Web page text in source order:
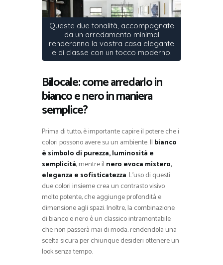
Queste due tonalità, accompagnate
da un arredamento minimal
renderanno la vostra casa elegante
e di classe con un tocco moderno.
Bilocale: come arredarlo in
bianco e nero in maniera
semplice?
Prima di tutto, è importante capire il potere che i
colori possono avere su un ambiente. Il bianco
è simbolo di purezza, luminosità e
semplicità, mentre il nero evoca mistero,
eleganza e sofisticatezza. L’uso di questi
due colori insieme crea un contrasto visivo
molto potente, che aggiunge profondità e
dimensione agli spazi. Inoltre, la combinazione
di bianco e nero è un classico intramontabile
che non passerà mai di moda, rendendola una
scelta sicura per chiunque desideri ottenere un
look senza tempo.